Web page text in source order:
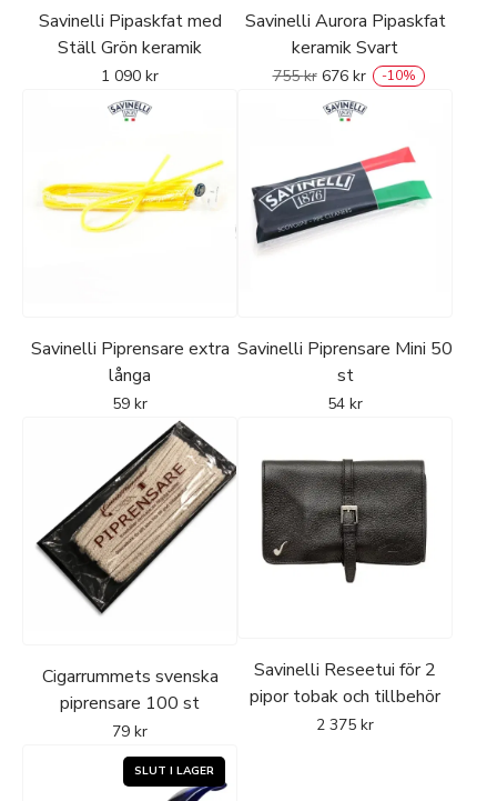
Savinelli Pipaskfat med
Ställ Grön keramik
1 090 kr
Savinelli Aurora Pipaskfat
keramik Svart
755kr 676 kr -10%
Savinelli Piprensare extra
långa
59 kr
Savinelli Piprensare Mini 50
st
54 kr
Cigarrummets svenska
piprensare 100 st
79 kr
Savinelli Reseetui för 2
pipor tobak och tillbehör
2 375 kr